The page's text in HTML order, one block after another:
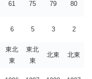
61 75 79 80
6 5 3 2
東北
東
東北
東
北東 北東